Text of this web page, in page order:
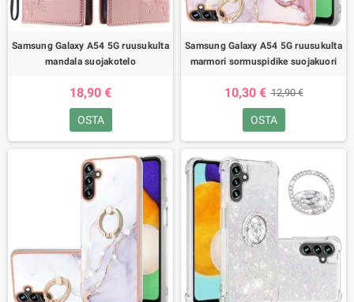
Samsung Galaxy A54 5G ruusukulta
mandala suojakotelo
18,90 €
OSTA
Samsung Galaxy A54 5G ruusukulta
marmori sormuspidike suojakuori
10,30 € 12,90 €
OSTA